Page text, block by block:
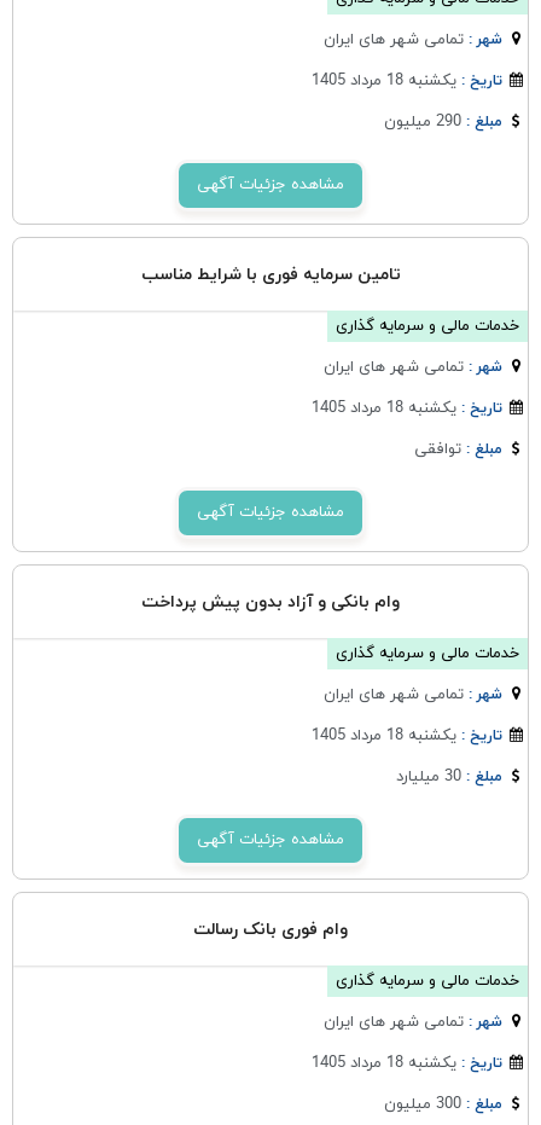
شهر :تمامی شهر های ایران
تاریخ :یکشنبه 18 مرداد 1405
مبلغ :290 میلیون
مشاهده جزئیات آگهی
تامین سرمایه فوری با شرایط مناسب
خدمات مالی و سرمایه گذاری
شهر :تمامی شهر های ایران
تاریخ :یکشنبه 18 مرداد 1405
مبلغ :توافقی
مشاهده جزئیات آگهی
وام بانکی و آزاد بدون پیش پرداخت
خدمات مالی و سرمایه گذاری
شهر :تمامی شهر های ایران
تاریخ :یکشنبه 18 مرداد 1405
مبلغ :30 میلیارد
مشاهده جزئیات آگهی
وام فوری بانک رسالت
خدمات مالی و سرمایه گذاری
شهر :تمامی شهر های ایران
تاریخ :یکشنبه 18 مرداد 1405
مبلغ :300 میلیون